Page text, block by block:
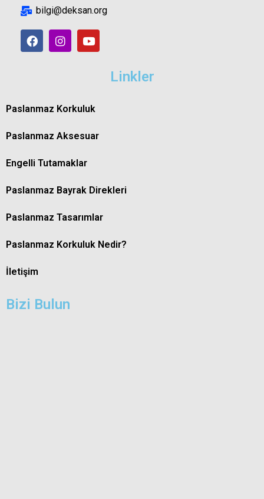
bilgi@deksan.org
Linkler
Paslanmaz Korkuluk
Paslanmaz Aksesuar
Engelli Tutamaklar
Paslanmaz Bayrak Direkleri
Paslanmaz Tasarımlar
Paslanmaz Korkuluk Nedir?
İletişim
Bizi Bulun